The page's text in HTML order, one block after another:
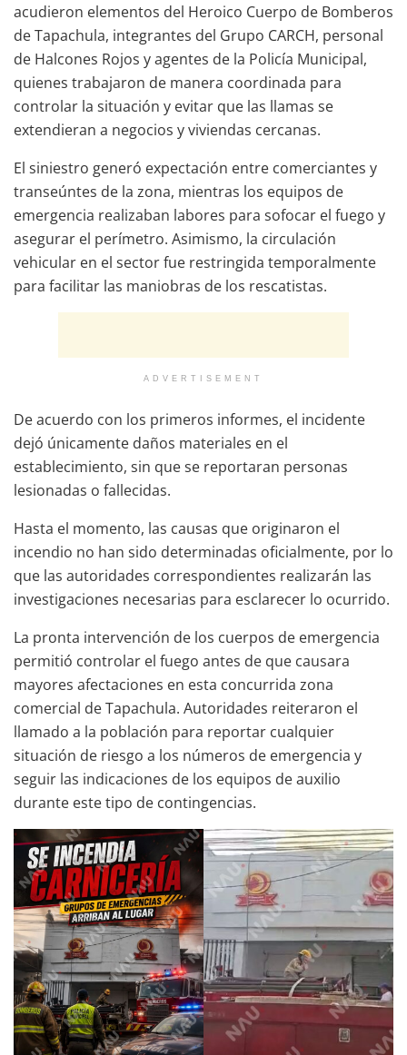
acudieron elementos del Heroico Cuerpo de Bomberos
de Tapachula, integrantes del Grupo CARCH, personal
de Halcones Rojos y agentes de la Policía Municipal,
quienes trabajaron de manera coordinada para
controlar la situación y evitar que las llamas se
extendieran a negocios y viviendas cercanas.
El siniestro generó expectación entre comerciantes y
transeúntes de la zona, mientras los equipos de
emergencia realizaban labores para sofocar el fuego y
asegurar el perímetro. Asimismo, la circulación
vehicular en el sector fue restringida temporalmente
para facilitar las maniobras de los rescatistas.
ADVERTISEMENT
De acuerdo con los primeros informes, el incidente
dejó únicamente daños materiales en el
establecimiento, sin que se reportaran personas
lesionadas o fallecidas.
Hasta el momento, las causas que originaron el
incendio no han sido determinadas oficialmente, por lo
que las autoridades correspondientes realizarán las
investigaciones necesarias para esclarecer lo ocurrido.
La pronta intervención de los cuerpos de emergencia
permitió controlar el fuego antes de que causara
mayores afectaciones en esta concurrida zona
comercial de Tapachula. Autoridades reiteraron el
llamado a la población para reportar cualquier
situación de riesgo a los números de emergencia y
seguir las indicaciones de los equipos de auxilio
durante este tipo de contingencias.